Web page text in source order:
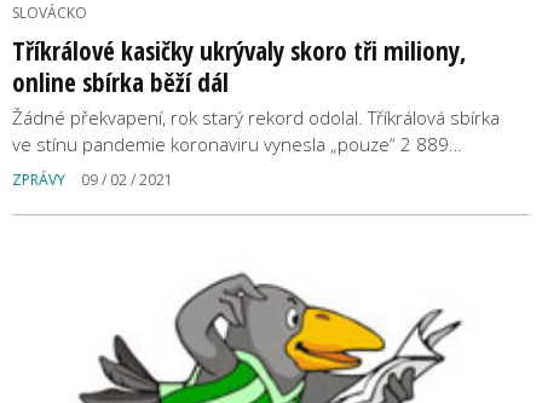
SLOVÁCKO
Tříkrálové kasičky ukrývaly skoro tři miliony,
online sbírka běží dál
Žádné překvapení, rok starý rekord odolal. Tříkrálová sbírka
ve stínu pandemie koronaviru vynesla „pouze“ 2 889…
ZPRÁVY 09 / 02 / 2021